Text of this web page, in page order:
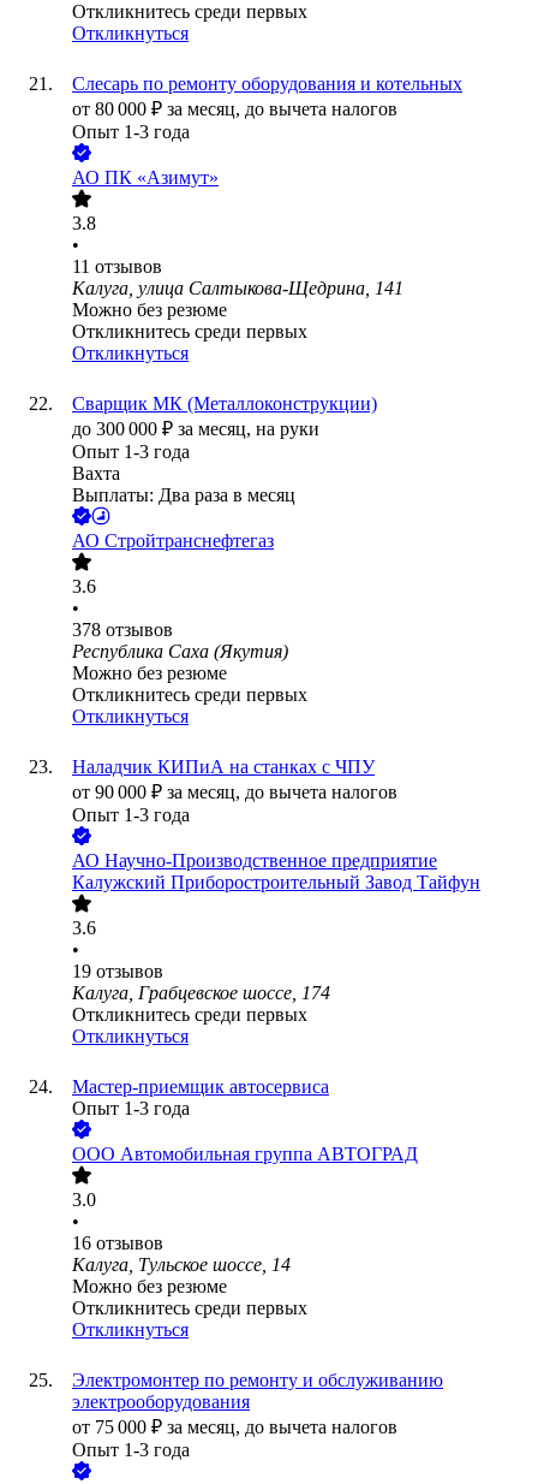
Откликнитесь среди первых
Откликнуться
Слесарь по ремонту оборудования и котельных
от 80 000 ₽ за месяц, до вычета налогов
Опыт 1-3 года
АО ПК «Азимут»
3.8
•
11 отзывов
Калуга, улица Салтыкова-Щедрина, 141
Можно без резюме
Откликнитесь среди первых
Откликнуться
Сварщик МК (Металлоконструкции)
до 300 000 ₽ за месяц, на руки
Опыт 1-3 года
Вахта
Выплаты: Два раза в месяц
АО Стройтранснефтегаз
3.6
•
378 отзывов
Республика Саха (Якутия)
Можно без резюме
Откликнитесь среди первых
Откликнуться
Наладчик КИПиА на станках с ЧПУ
от 90 000 ₽ за месяц, до вычета налогов
Опыт 1-3 года
АО Научно-Производственное предприятие
Калужский Приборостроительный Завод Тайфун
3.6
•
19 отзывов
Калуга, Грабцевское шоссе, 174
Откликнитесь среди первых
Откликнуться
Мастер-приемщик автосервиса
Опыт 1-3 года
ООО Автомобильная группа АВТОГРАД
3.0
•
16 отзывов
Калуга, Тульское шоссе, 14
Можно без резюме
Откликнитесь среди первых
Откликнуться
Электромонтер по ремонту и обслуживанию
электрооборудования
от 75 000 ₽ за месяц, до вычета налогов
Опыт 1-3 года